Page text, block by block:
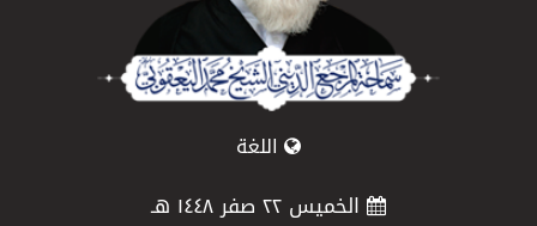
اللغة
الخميس ٢٢ صفر ١٤٤٨ هـ